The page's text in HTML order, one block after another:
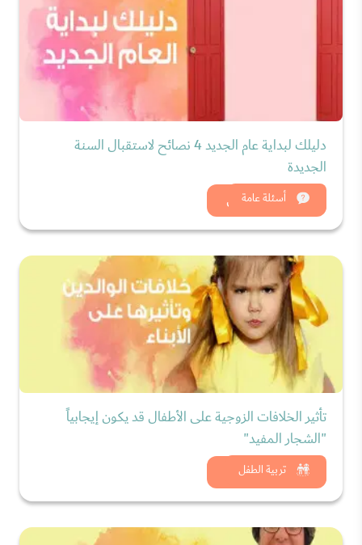
أسئلة عامة
دليلك لبداية عام الجديد 4 نصائح لاستقبال السنة
الجديدة
شاهد الان
تربية الطفل
تأثير الخلافات الزوجية على الأطفال قد يكون إيجابياً
"الشجار المفيد"
شاهد الان